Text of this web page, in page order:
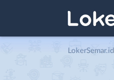
LokerSemar.id